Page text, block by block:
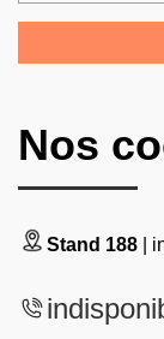
Nos
Stand 188 |